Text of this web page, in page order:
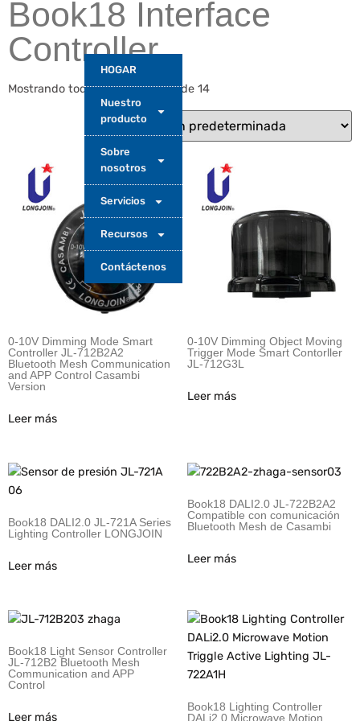
HOGAR
Nuestro
producto
Sobre
nosotros
Servicios
Recursos
Contáctenos
Book18 Interface
Controller
Mostrando todos los resultados de 14
0-10V Dimming Mode Smart
Controller JL-712B2A2
Bluetooth Mesh Communication
and APP Control Casambi
Version
Leer más
0-10V Dimming Object Moving
Trigger Mode Smart Contorller
JL-712G3L
Leer más
Book18 DALI2.0 JL-721A Series
Lighting Controller LONGJOIN
Leer más
Book18 DALI2.0 JL-722B2A2
Compatible con comunicación
Bluetooth Mesh de Casambi
Leer más
Book18 Light Sensor Controller
JL-712B2 Bluetooth Mesh
Communication and APP
Control
Leer más
Book18 Lighting Controller
DALi2.0 Microwave Motion